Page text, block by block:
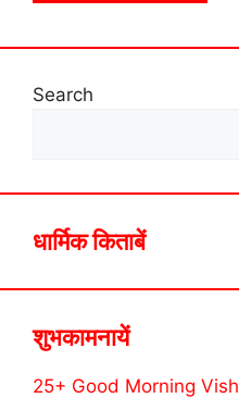
Search
धार्मिक किताबें
शुभकामनायें
25+ Good Morning